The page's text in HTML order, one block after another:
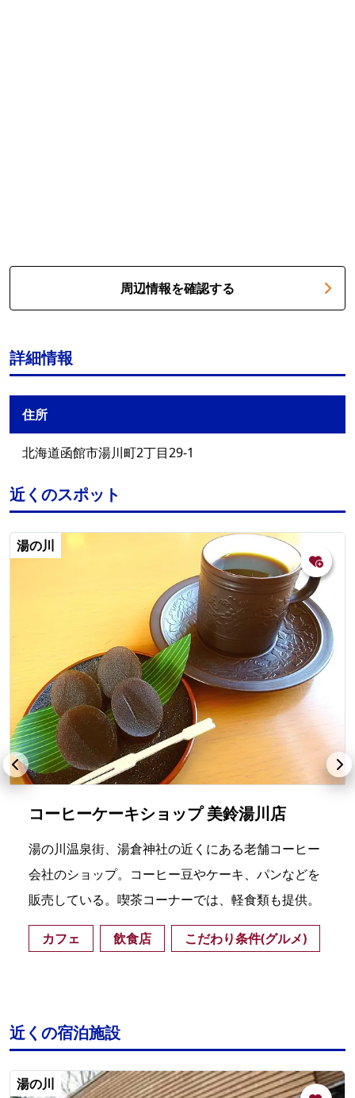
周辺情報を確認する
詳細情報
住所
北海道函館市湯川町2丁目29-1
近くのスポット
湯の川
コーヒーケーキショップ 美鈴湯川店
湯の川温泉街、湯倉神社の近くにある老舗コーヒー
会社のショップ。コーヒー豆やケーキ、パンなどを
販売している。喫茶コーナーでは、軽食類も提供。
カフェ 飲食店 こだわり条件(グルメ)
近くの宿泊施設
湯の川